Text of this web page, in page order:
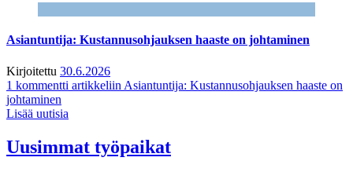
Asiantuntija: Kustannusohjauksen haaste on johtaminen
Kirjoitettu 30.6.2026
1 kommentti artikkeliin Asiantuntija: Kustannusohjauksen haaste on
johtaminen
Lisää uutisia
Uusimmat työpaikat